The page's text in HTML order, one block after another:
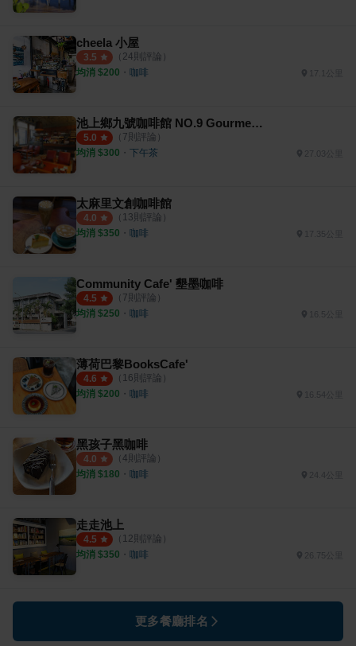
cheela 小屋
3.5 （ 24則評論）
均消 $200 ・ 咖啡
池上鄉九號咖啡館 NO.9 Gourmet Coffee
5.0 （ 7則評論）
均消 $300 ・ 下午茶
太麻里文創咖啡館
4.0 （ 13則評論）
均消 $350 ・ 咖啡 17.35公里
Community Cafe' 墾墨咖啡
4.5 （ 7則評論）
均消 $250 ・ 咖啡 16.5公里
薄荷巴黎BooksCafe'
4.6 （ 16則評論）
均消 $200 ・ 咖啡 16.54公里
黑孩子黑咖啡
4.0 （ 4則評論）
均消 $180 ・ 咖啡 24.4公里
走走池上
4.5 （ 12則評論）
均消 $350 ・ 咖啡 26.75公里
更多餐廳排名